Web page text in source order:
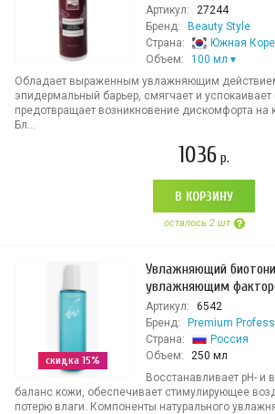
Артикул:
27244
Бренд:
Beauty Style
Страна:
Южная
Объем:
100 мл
Обладает выраженным увлажняющим
эпидермальный барьер, смягчает и
предотвращает возникновение дискомфорта
Бл...
1036 р.
В КОРЗИНУ
осталось 2 шт
скидка 15%
Увлажняющий
увлажняющим
Артикул:
6542
Бренд:
Premium
Страна:
Россия
Объем:
250 мл
Bосстанавливает pH- и
баланс кожи, обеспечивает стимулирующее
потерю влаги. Компоненты натурального